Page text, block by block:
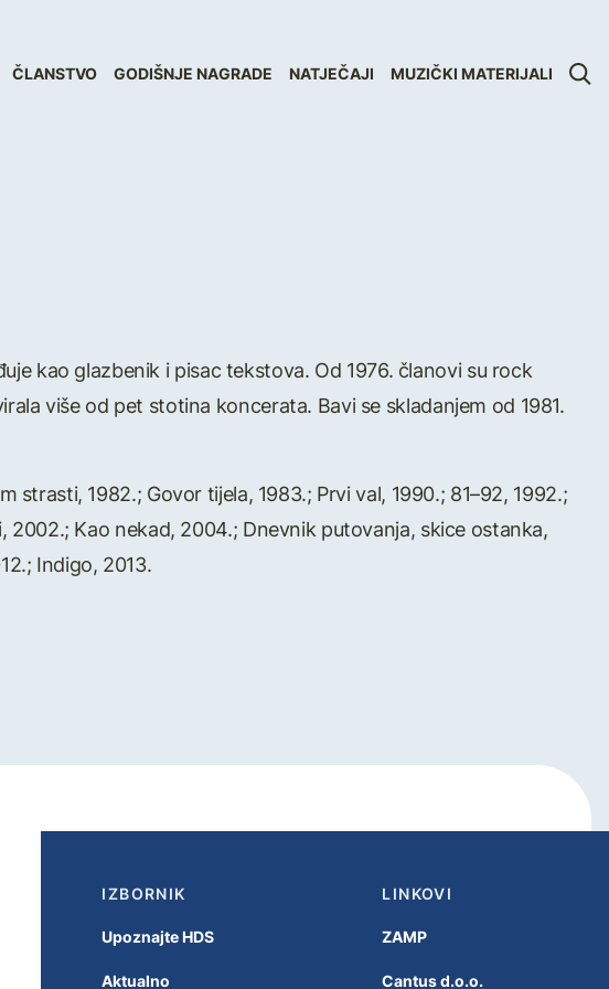
ČLANSTVO GODIŠNJE NAGRADE NATJEČAJI MUZIČKI MATERIJALI
kao glazbenik i pisac tekstova. Od 1976. članovi su rock
više od pet stotina koncerata. Bavi se skladanjem od 1981.
strasti, 1982.; Govor tijela, 1983.; Prvi val, 1990.; 81–92, 1992.;
2002.; Kao nekad, 2004.; Dnevnik putovanja, skice ostanka,
Indigo, 2013.
IZBORNIK
Upoznajte HDS
Aktualno
LINKOVI
ZAMP
Cantus d.o.o.